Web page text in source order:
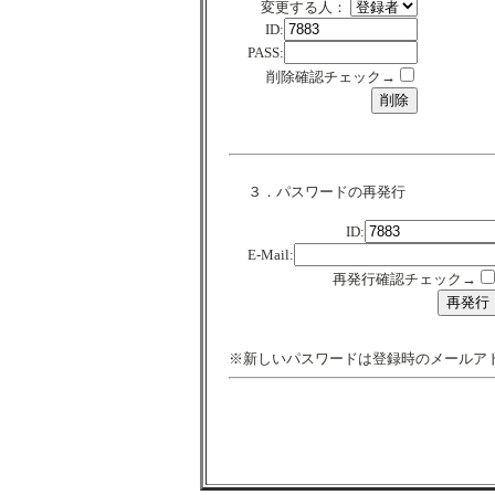
変更する人：
ID:
PASS:
削除確認チェック→
３．パスワードの再発行
ID:
E-Mail:
再発行確認チェック→
※新しいパスワードは登録時のメールア